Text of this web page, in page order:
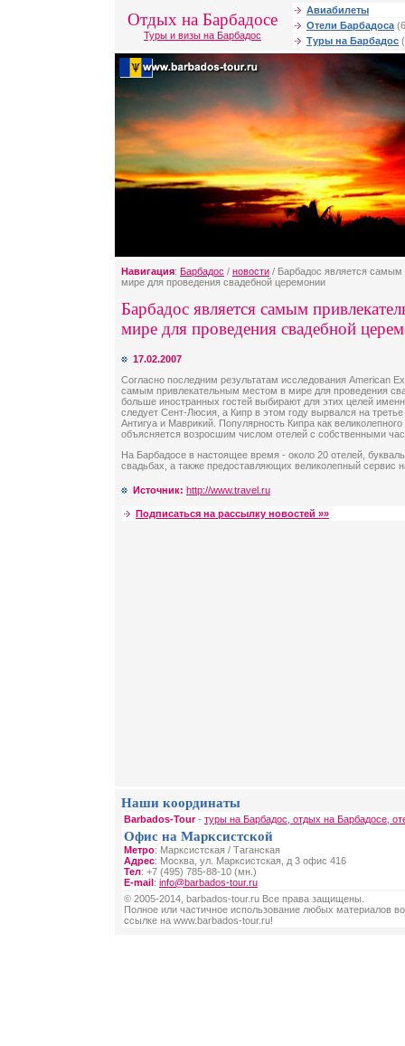
Отдых на Барбадосе
Туры и визы на Барбадос
Авиабилеты
Отели Барбадоса
Туры на Барбадос
Навигация: Барбадос / новости / Барбадос является
мире для проведения свадебной церемонии
Барбадос является самым
мире для проведения свадебной
17.02.2007
Согласно последним результатам исследования American
самым привлекательным местом в мире для проведения
больше иностранных гостей выбирают для этих целей
следует Сент-Люсия, а Кипр в этом году вырвался на
Антигуа и Маврикий. Популярность Кипра как
объясняется возросшим числом отелей с собственными
На Барбадосе в настоящее время - около 20 отелей,
свадьбах, а также предоставляющих великолепный сервис
Источник: http://www.travel.ru
Подписаться на рассылку новостей »»
Наши координаты
Barbados-Tour- туры на Барбадос, отдых на Барбадосе,
Офис на Марксистской
Метро: Марксистская / Таганская
Адрес: Москва, ул. Марксистская, д 3 офис 416
Тел: +7 (495) 785-88-10 (мн.)
E-mail: info@barbados-tour.ru
© 2005-2014, barbados-tour.ru Все права защищены.
Полное или частичное использование любых материалов
ссылке на www.barbados-tour.ru!